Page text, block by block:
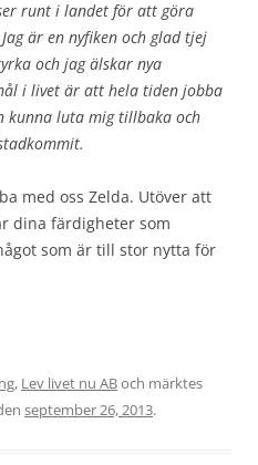
runt i landet för att göra
är en nyfiken och glad tjej
och jag älskar nya
i livet är att hela tiden jobba
kunna luta mig tillbaka och
med oss Zelda. Utöver att
dina färdigheter som
som är till stor nytta för
, Lev livet nu ABoch märktes
september 26, 2013.